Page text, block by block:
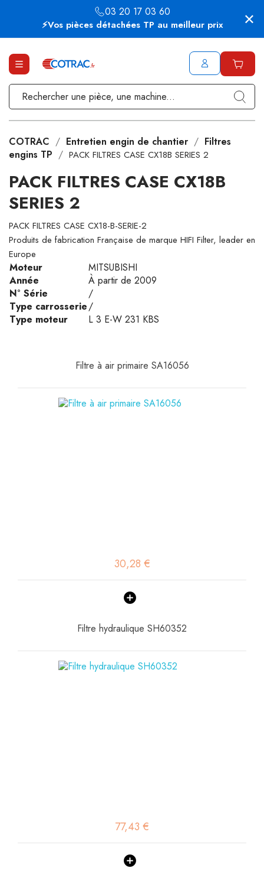
⚡Vos pièces détachées TP au meilleur prix
03 20 17 03 60
COTRAC Entretien engin de chantier
Filtres
engins TP
PACK FILTRES CASE CX18B SERIES 2
PACK FILTRES CASE CX18B
SERIES 2
PACK FILTRES CASE CX18-B-SERIE-2
Produits de fabrication Française de marque HIFI Filter, leader en
Europe
Moteur
MITSUBISHI
Année
À partir de 2009
N° Série
/
Type carrosserie/
Type moteur
L 3 E-W 231 KBS
Filtre à air primaire SA16056
30,28 €
Filtre hydraulique SH60352
77,43 €